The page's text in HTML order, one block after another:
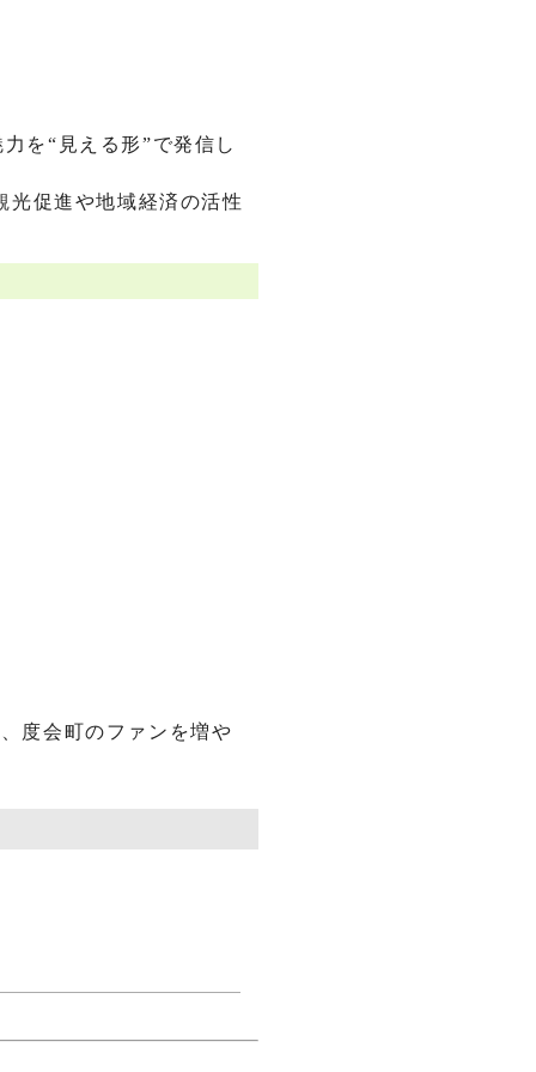
を“見える形”で発信し
光促進や地域経済の活性
度会町のファンを増や